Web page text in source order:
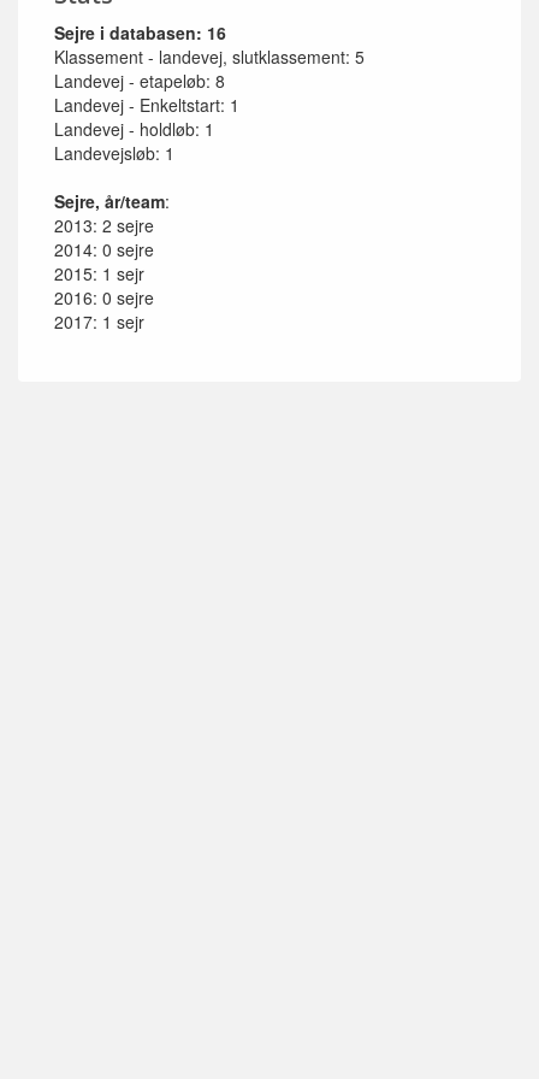
Sejre i databasen: 16
Klassement - landevej, slutklassement: 5
Landevej - etapeløb: 8
Landevej - Enkeltstart: 1
Landevej - holdløb: 1
Landevejsløb: 1
Sejre, år/team:
2013: 2 sejre
2014: 0 sejre
2015: 1 sejr
2016: 0 sejre
2017: 1 sejr